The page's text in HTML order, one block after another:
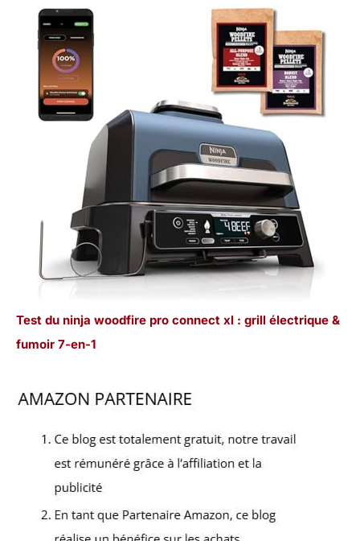
Test du ninja woodfire pro connect xl : grill électrique &
fumoir 7-en-1